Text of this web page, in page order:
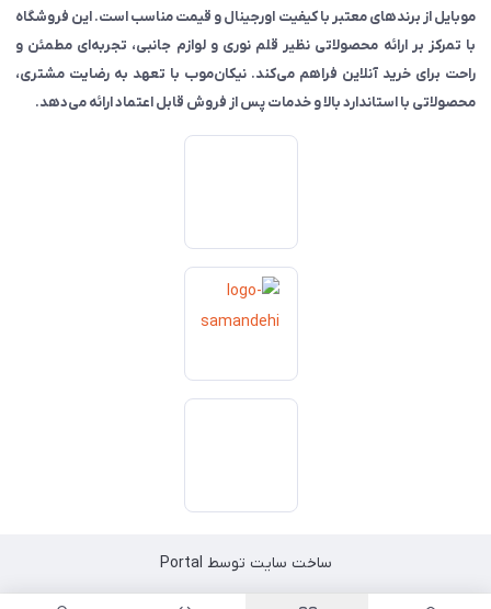
موبایل از برندهای معتبر با کیفیت اورجینال و قیمت مناسب است. این فروشگاه
با تمرکز بر ارائه محصولاتی نظیر قلم نوری و لوازم جانبی، تجربه‌ای مطمئن و
راحت برای خرید آنلاین فراهم می‌کند. نیکان‌موب با تعهد به رضایت مشتری،
محصولاتی با استاندارد بالا و خدمات پس از فروش قابل اعتماد ارائه می‌دهد.
ساخت سایت توسط Portal